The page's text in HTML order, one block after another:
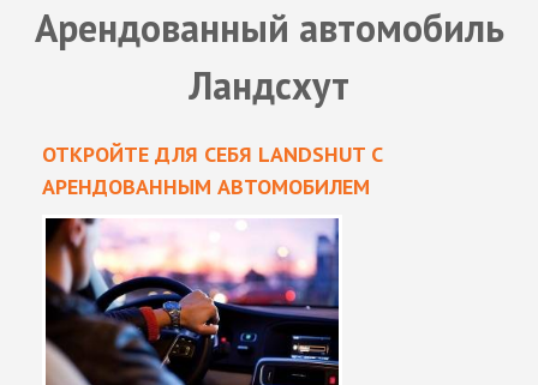
Арендованный автомобиль
Ландсхут
ОТКРОЙТЕ ДЛЯ СЕБЯ LANDSHUT С
АРЕНДОВАННЫМ АВТОМОБИЛЕМ